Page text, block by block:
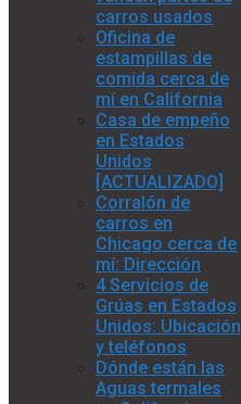
carros usados
Oficina de
estampillas de
comida cerca de
mí en California
Casa de empeño
en Estados
Unidos
[ACTUALIZADO]
Corralón de
carros en
Chicago cerca de
mí: Dirección
4 Servicios de
Grúas en Estados
Unidos: Ubicación
y teléfonos
Dónde están las
Aguas termales